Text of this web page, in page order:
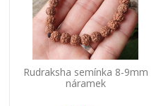
Rudraksha semínka 8-9mm
náramek